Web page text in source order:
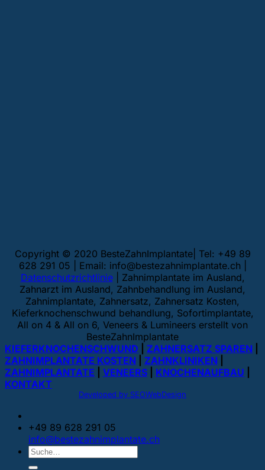
Copyright © 2020 BesteZahnImplantate| Tel: +49 89
628 291 05 | Email: info@bestezahnimplantate.ch
Datenschutzrichtlinie| Zahnimplantate im Ausland,
Zahnarzt im Ausland, Zahnbehandlung im Ausland,
Zahnimplantate, Zahnersatz, Zahnersatz Kosten,
Kieferknochenschwund behandlung, Sofortimplantate,
All on 4 & All on 6, Veneers & Lumineers erstellt von
BesteZahnImplantate
KIEFERKNOCHENSCHWUND
ZAHNERSATZ SPAREN
ZAHNIMPLANTATE KOSTEN
ZAHNKLINIKEN
ZAHNIMPLANTATE
VENEERS KNOCHENAUFBAU
KONTAKT
Developed by SEOWebDesign
+49 89 628 291 05
info@bestezahnimplantate.ch